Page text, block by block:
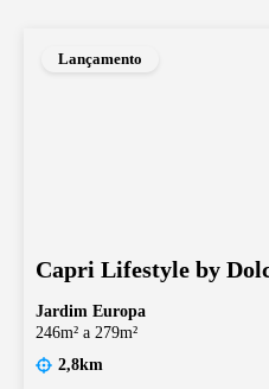
Lançamento
Capri Lifestyle by
Jardim Europa
246m² a 279m²
2,8km